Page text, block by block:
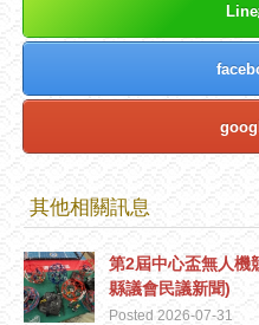
其他相關訊息
第2屆中心盃無人機
縣議會民議新聞)
Posted 2026-07-31